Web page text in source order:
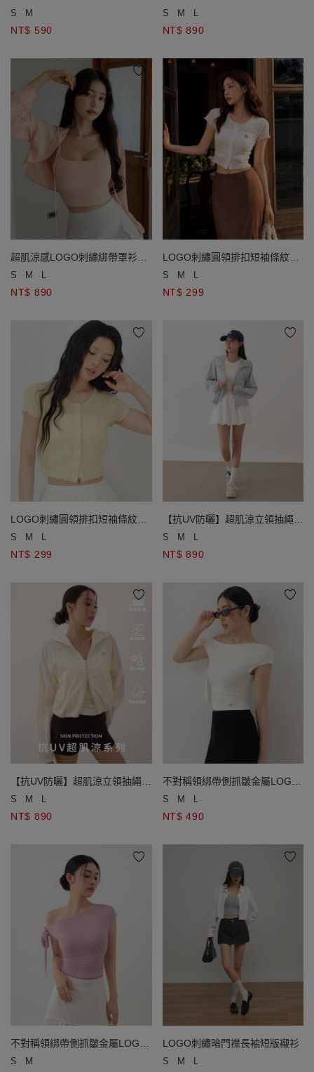
針織開襟衫
S M
NT$ 590
肩帶背心套裝(附胸墊)
S M L
NT$ 890
超肌涼感LOGO刺繡綁帶罩衫細
肩帶背心套裝(附胸墊)
S M L
NT$ 890
LOGO刺繡圓領排扣短袖條紋木
耳邊開襟衫
S M L
NT$ 299
LOGO刺繡圓領排扣短袖條紋木
耳邊開襟衫
S M L
NT$ 299
【抗UV防曬】超肌涼立領抽繩連
帽短版外套
S M L
NT$ 890
【抗UV防曬】超肌涼立領抽繩連
帽短版外套
S M L
NT$ 890
不對稱領綁帶側抓皺金屬LOGO
無袖上衣
S M L
NT$ 490
不對稱領綁帶側抓皺金屬LOGO
無袖上衣
S M
LOGO刺繡暗門襟長袖短版襯衫
S M L